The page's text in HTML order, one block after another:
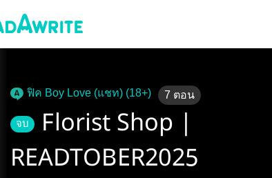
ฟิค Boy Love (แชท) (18+) 7 ตอน
จบ
Florist Shop |
READTOBER2025